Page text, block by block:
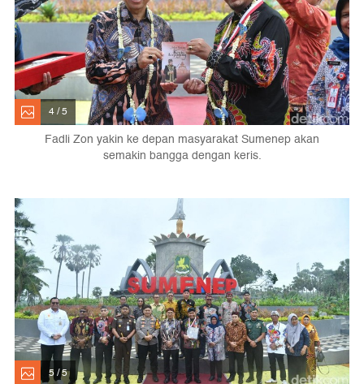
4 / 5
Fadli Zon yakin ke depan masyarakat Sumenep akan
semakin bangga dengan keris.
5 / 5